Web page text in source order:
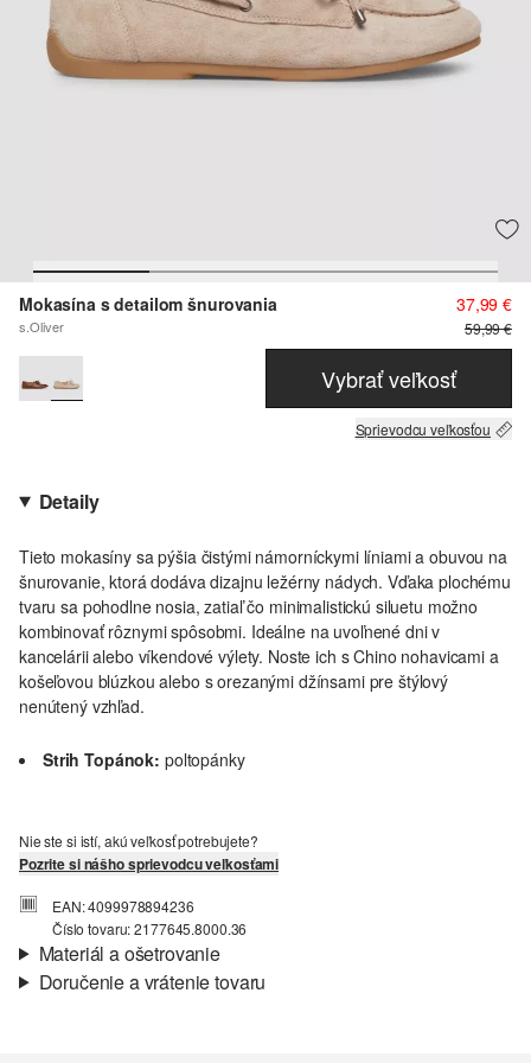
Mokasína s detailom šnurovania
s.Oliver
37,99 €
59,99 €
Vybrať veľkosť
Sprievodcu veľkosťou
Detaily
Tieto mokasíny sa pýšia čistými námorníckymi líniami a obuvou na
šnurovanie, ktorá dodáva dizajnu ležérny nádych. Vďaka plochému
tvaru sa pohodlne nosia, zatiaľ čo minimalistickú siluetu možno
kombinovať rôznymi spôsobmi. Ideálne na uvoľnené dni v
kancelárii alebo víkendové výlety. Noste ich s Chino nohavicami a
košeľovou blúzkou alebo s orezanými džínsami pre štýlový
nenútený vzhľad.
Strih Topánok: poltopánky
Nie ste si istí, akú veľkosť potrebujete?
Pozrite si nášho sprievodcu veľkosťami
EAN: 4099978894236
Číslo tovaru: 2177645.8000.36
Materiál a ošetrovanie
Doručenie a vrátenie tovaru